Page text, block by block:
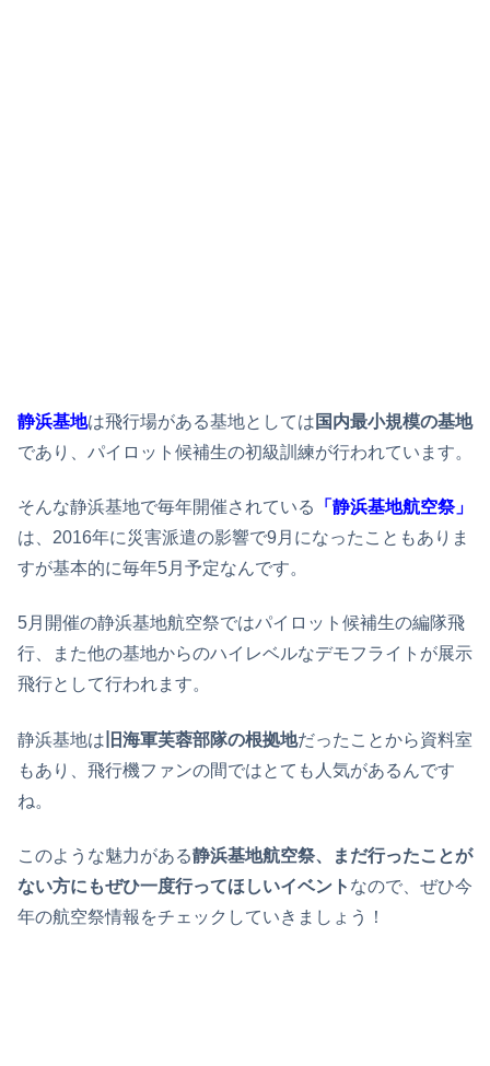
静浜基地は飛行場がある基地としては 国内最小規模の基地
であり、パイロット候補生の初級訓練が行われています。
そんな静浜基地で毎年開催されている
「静浜基地航空祭」
は、2016年に災害派遣の影響で9月になったこともありま
すが基本的に毎年5月予定なんです。
5月開催の静浜基地航空祭ではパイロット候補生の編隊飛
行、また他の基地からのハイレベルなデモフライトが展示
飛行として行われます。
静浜基地は 旧海軍芙蓉部隊の根拠地だったことから資料室
もあり、飛行機ファンの間ではとても人気があるんです
ね。
このような魅力がある静浜基地航空祭、まだ行ったことが
ない方にもぜひ一度行ってほしいイベント なので、ぜひ今
年の航空祭情報をチェックしていきましょう！